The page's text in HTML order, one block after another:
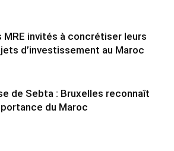
MRE invités à concrétiser leurs
d’investissement au Maroc
de Sebta : Bruxelles reconnaît
du Maroc